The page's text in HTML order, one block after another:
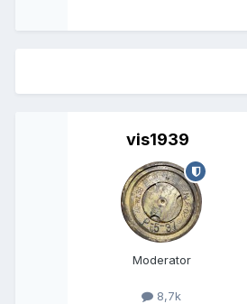
vis1939
Moderator
8,7k